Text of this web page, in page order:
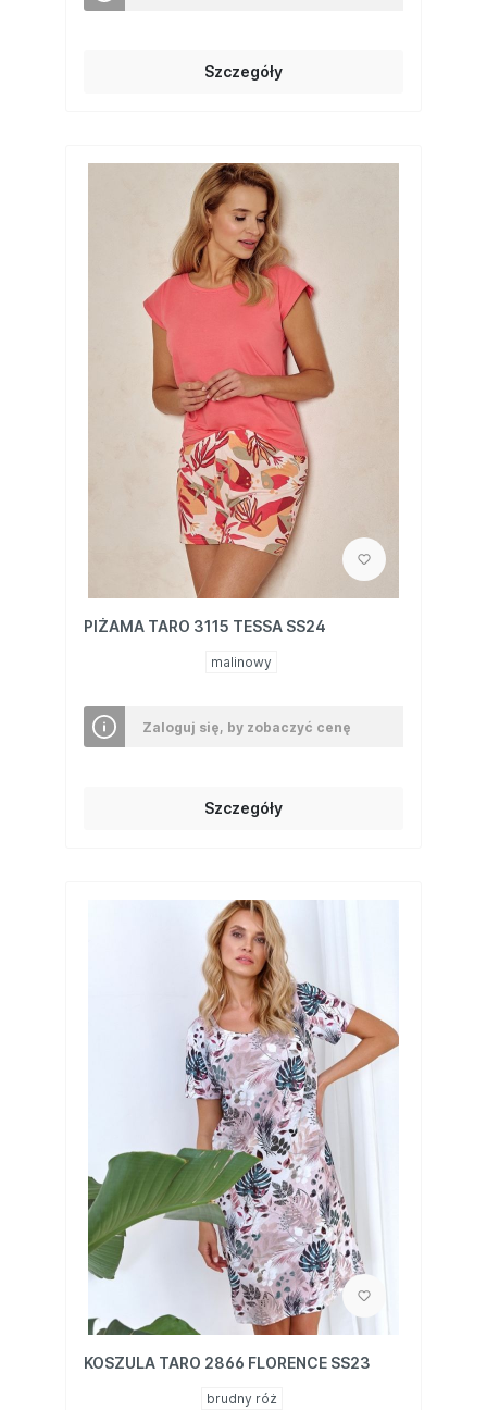
Szczegóły
PIŻAMA TARO 3115 TESSA SS24
malinowy
Zaloguj się, by zobaczyć cenę
Szczegóły
KOSZULA TARO 2866 FLORENCE SS23
brudny róż